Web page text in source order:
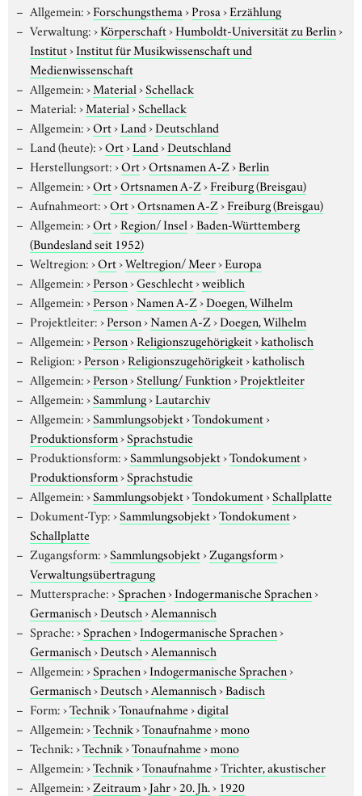
Allgemein:›Forschungsthema›Prosa›Erzählung
Verwaltung:›Körperschaft›Humboldt-Universität zu Berlin›
Institut›Institut für Musikwissenschaft und
Medienwissenschaft
Allgemein:›Material›Schellack
Material:›Material›Schellack
Allgemein:›Ort›Land›Deutschland
Land (heute):›Ort›Land›Deutschland
Herstellungsort:›Ort›Ortsnamen A-Z›Berlin
Allgemein:›Ort›Ortsnamen A-Z›Freiburg (Breisgau)
Aufnahmeort:›Ort›Ortsnamen A-Z›Freiburg (Breisgau)
Allgemein:›Ort›Region/ Insel›Baden-Württemberg
(Bundesland seit 1952)
Weltregion:›Ort›Weltregion/ Meer›Europa
Allgemein:›Person›Geschlecht›weiblich
Allgemein:›Person›Namen A-Z›Doegen, Wilhelm
Projektleiter:›Person›Namen A-Z›Doegen, Wilhelm
Allgemein:›Person›Religionszugehörigkeit›katholisch
Religion:›Person›Religionszugehörigkeit›katholisch
Allgemein:›Person›Stellung/ Funktion›Projektleiter
Allgemein:›Sammlung›Lautarchiv
Allgemein:›Sammlungsobjekt›Tondokument›
Produktionsform›Sprachstudie
Produktionsform:›Sammlungsobjekt›Tondokument›
Produktionsform›Sprachstudie
Allgemein:›Sammlungsobjekt›Tondokument›Schallplatte
Dokument-Typ:›Sammlungsobjekt›Tondokument›
Schallplatte
Zugangsform:›Sammlungsobjekt›Zugangsform›
Verwaltungsübertragung
Muttersprache:›Sprachen›Indogermanische Sprachen›
Germanisch›Deutsch›Alemannisch
Sprache:›Sprachen›Indogermanische Sprachen›
Germanisch›Deutsch›Alemannisch
Allgemein:›Sprachen›Indogermanische Sprachen›
Germanisch›Deutsch›Alemannisch›Badisch
Form:›Technik›Tonaufnahme›digital
Allgemein:›Technik›Tonaufnahme›mono
Technik:›Technik›Tonaufnahme›mono
Allgemein:›Technik›Tonaufnahme›Trichter, akustischer
Allgemein:›Zeitraum›Jahr›20. Jh.› 1920